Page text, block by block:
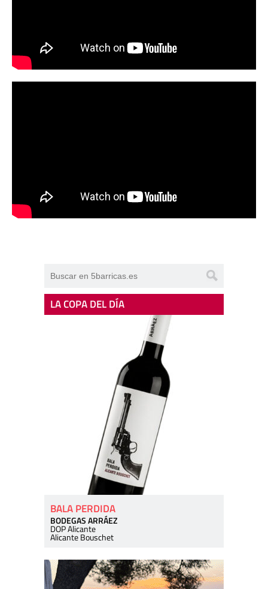
LA COPA DEL DÍA
BALA PERDIDA
BODEGAS ARRÁEZ
DOP Alicante
Alicante Bouschet